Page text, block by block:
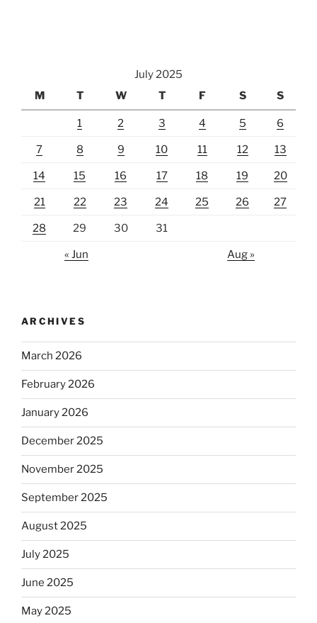
July 2025
M
T W T F S S
1 2 3 4 5 6
7 8 9 10 11 12 13
14 15 16 17 18 19 20
21 22 23 24 25 26 27
28 29 30 31
« Jun Aug »
ARCHIVES
March 2026
February 2026
January 2026
December 2025
November 2025
September 2025
August 2025
July 2025
June 2025
May 2025